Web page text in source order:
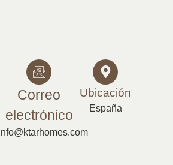
Correo
electrónico
Ubicación
España